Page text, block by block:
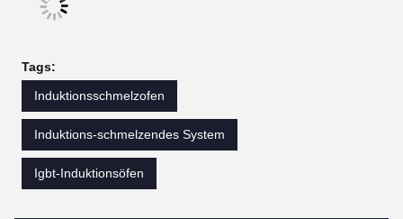
Tags:
Induktionsschmelzofen
Induktions-schmelzendes System
Igbt-Induktionsöfen